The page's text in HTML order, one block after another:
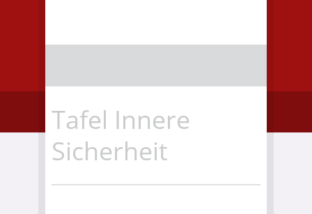
Tafel Innere
Sicherheit